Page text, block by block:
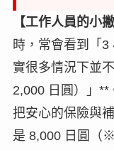
【工作人員的小
時，常會看到「3
實很多情況下並
2,000 日圓）」**
把安心的保險與
是 8,000 日圓（